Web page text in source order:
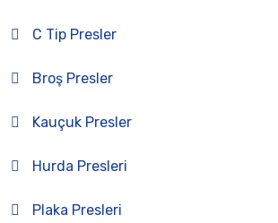
C Tip Presler
Broş Presler
Kauçuk Presler
Hurda Presleri
Plaka Presleri